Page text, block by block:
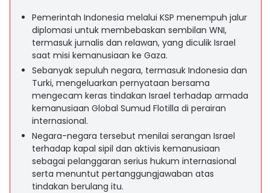
Pemerintah Indonesia melalui KSP menempuh jalur
diplomasi untuk membebaskan sembilan WNI,
termasuk jurnalis dan relawan, yang diculik Israel
saat misi kemanusiaan ke Gaza.
Sebanyak sepuluh negara, termasuk Indonesia dan
Turki, mengeluarkan pernyataan bersama
mengecam keras tindakan Israel terhadap armada
kemanusiaan Global Sumud Flotilla di perairan
internasional.
Negara-negara tersebut menilai serangan Israel
terhadap kapal sipil dan aktivis kemanusiaan
sebagai pelanggaran serius hukum internasional
serta menuntut pertanggungjawaban atas
tindakan berulang itu.